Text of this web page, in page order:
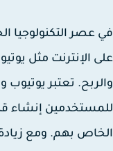
عصر التكنولوجيا
الإنترنت مثل
تعتبر يوتيوب
إنشاء
بهم. ومع زيادة